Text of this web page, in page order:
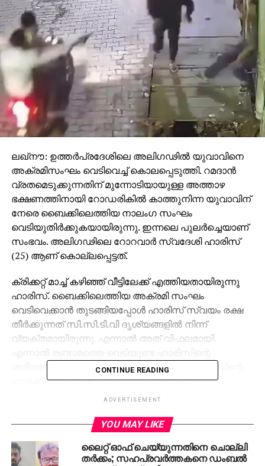
ലഖ്‌നൗ: ഉത്തര്‍പ്രദേശിലെ അലിഗഢില്‍ യുവാവിനെ
അക്രമിസംഘം വെടിവെച്ച് കൊലപ്പെടുത്തി. റമദാന്‍
വ്രതമെടുക്കുന്നതിന് മുന്നോടിയായുള്ള അത്താഴ
ഭക്ഷണത്തിനായി റോഡരികില്‍ കാത്തുനിന്ന യുവാവിന്
നേരെ ബൈക്കിലെത്തിയ നാലംഗ സംഘം
വെടിയുതിര്‍ക്കുകയായിരുന്നു. ഇന്നലെ പുലര്‍ച്ചെയാണ്
സംഭവം. അലിഗഢിലെ റോറവാര്‍ സ്വദേശി ഹാരിസ്
(25) ആണ് കൊല്ലപ്പെട്ടത്.
ക്രിക്കറ്റ് മാച്ച് കഴിഞ്ഞ് വീട്ടിലേക്ക് എത്തിയതായിരുന്നു
ഹാരിസ്. ബൈക്കിലെത്തിയ അക്രമി സംഘം
വെടിവെക്കാന്‍ തുടങ്ങിയപ്പോള്‍ ഹാരിസ് സ്വയം രക്ഷ
തീര്‍ക്കുന്നത് സി.സി.ടി.വി ദൃശ്യങ്ങളില്‍ നിന്ന്
വ്യക്തമായിരുന്നു. എന്നാല്‍ അത് വിഫലമായി.
ശരീരത്തില്‍ തുളച്ചുകയറി. നിലത്തുവീണ ഹാരിസിന്റെ
നേര്‍ക്ക് തുരുതുരെ വെടിയുതിര്‍ത്തിട്ടാണ്
അക്രമിസംഘം ബൈക്കില്‍ കയറി രക്ഷപ്പെട്ടത്. ഹാരിസ്
വെടിവച്ചതോടെ ഒപ്പമുണ്ടായിരുന്ന ഷുഹൈബ്
ഓടിരക്ഷപെട്ടിരുന്നു. എന്നാല്‍ അക്രമികള്‍ ഇയാള്‍ക്കു
CONTINUE READING
ADVERTISEMENT
YOU MAY LIKE
ലൈറ്റ് ഓഫ് ചെയ്യുന്നതിനെ ചൊല്ലി
തര്‍ക്കം; സഹപ്രവര്‍ത്തകനെ ഡംബല്‍